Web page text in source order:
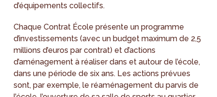
d’équipements collectifs.
Chaque Contrat École présente un programme
d’investissements (avec un budget maximum de 2,5
millions d’euros par contrat) et d’actions
d’aménagement à réaliser dans et autour de l’école,
dans une période de six ans. Les actions prévues
sont, par exemple, le réaménagement du parvis de